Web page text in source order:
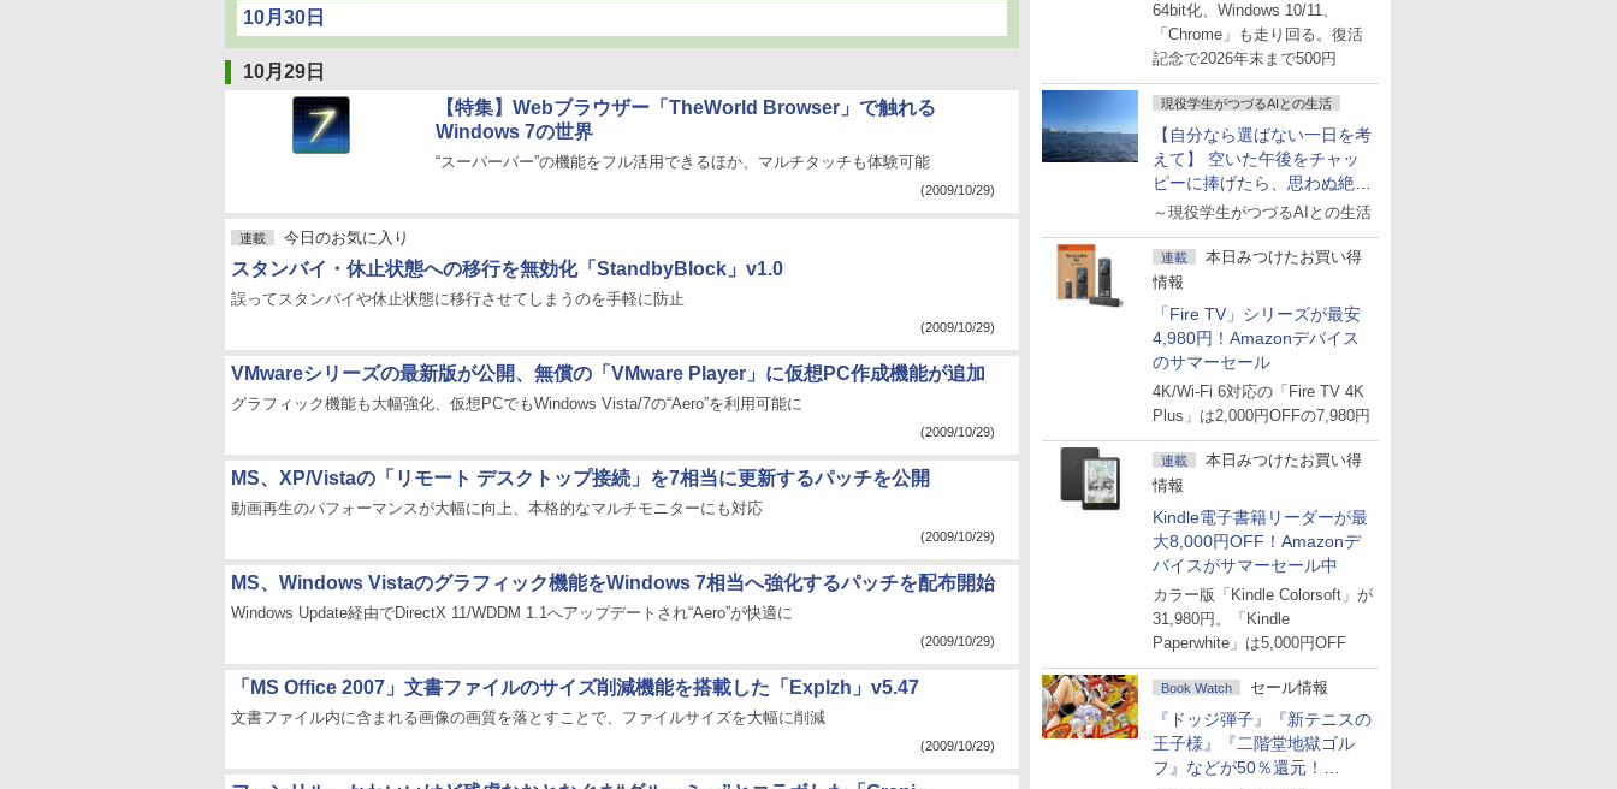
64bit化、Windows 10/11、
「Chrome」も走り回る。復活
記念で2026年末まで500円
現役学生がつづるAIとの生活
【自分なら選ばない一日を考
えて】 空いた午後をチャッ
ピーに捧げたら、思わぬ絶景
に出会った話
～現役学生がつづるAIとの生活
連載
本日みつけたお買い得
情報
「Fire TV」シリーズが最安
4,980円！Amazonデバイス
のサマーセール
4K/Wi-Fi 6対応の「Fire TV 4K
Plus」は2,000円OFFの7,980円
連載
本日みつけたお買い得
情報
Kindle電子書籍リーダーが最
大8,000円OFF！Amazonデ
バイスがサマーセール中
カラー版「Kindle Colorsoft」が
31,980円。「Kindle
Paperwhite」は5,000円OFF
Book Watch セール情報
『ドッジ弾子』『新テニスの
王子様』『二階堂地獄ゴル
フ』などが50％還元！
10月30日
10月29日
【特集】Webブラウザー「TheWorld Browser」で触れる
Windows 7の世界
“スーパーバー”の機能をフル活用できるほか、マルチタッチも体験可能
(2009/10/29)
連載 今日のお気に入り
スタンバイ・休止状態への移行を無効化「StandbyBlock」v1.0
誤ってスタンバイや休止状態に移行させてしまうのを手軽に防止
(2009/10/29)
VMwareシリーズの最新版が公開、無償の「VMware Player」に仮想PC作成機能が追加
グラフィック機能も大幅強化、仮想PCでもWindows Vista/7の“Aero”を利用可能に
(2009/10/29)
MS、XP/Vistaの「リモート デスクトップ接続」を7相当に更新するパッチを公開
動画再生のパフォーマンスが大幅に向上、本格的なマルチモニターにも対応
(2009/10/29)
MS、Windows Vistaのグラフィック機能をWindows 7相当へ強化するパッチを配布開始
Windows Update経由でDirectX 11/WDDM 1.1へアップデートされ“Aero”が快適に
(2009/10/29)
「MS Office 2007」文書ファイルのサイズ削減機能を搭載した「Explzh」v5.47
文書ファイル内に含まれる画像の画質を落とすことで、ファイルサイズを大幅に削減
(2009/10/29)